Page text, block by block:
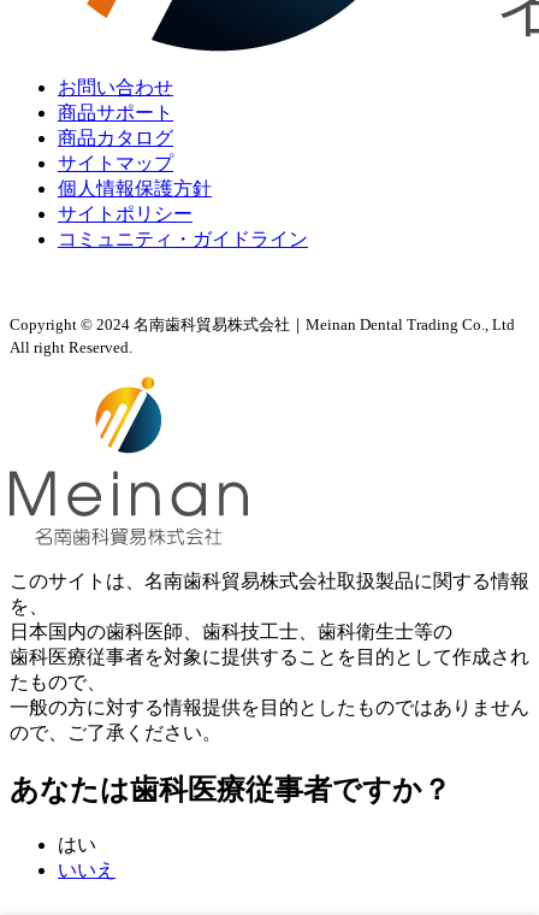
お問い合わせ
商品サポート
商品カタログ
サイトマップ
個人情報保護方針
サイトポリシー
コミュニティ・ガイドライン
Copyright © 2024 名南歯科貿易株式会社｜Meinan Dental Trading Co., Ltd
All right Reserved.
このサイトは、名南歯科貿易株式会社取扱製品に関する情報
を、
日本国内の歯科医師、歯科技工士、歯科衛生士等の
歯科医療従事者を対象に提供することを目的として作成され
たもので、
一般の方に対する情報提供を目的としたものではありません
ので、ご了承ください。
あなたは歯科医療従事者ですか？
はい
いいえ